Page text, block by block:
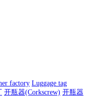
factory Luggage tag
开瓶器(Corkscrew) 开瓶器